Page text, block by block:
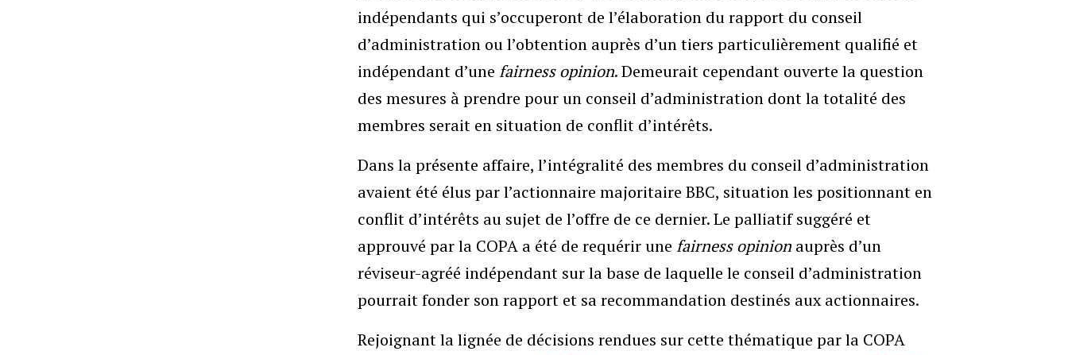
indépendants qui s’occuperont de l’élaboration du rapport du conseil
d’administration ou l’obtention auprès d’un tiers particulièrement qualifié et
indépendant d’une fairness opinion. Demeurait cependant ouverte la question
des mesures à prendre pour un conseil d’administration dont la totalité des
membres serait en situation de conflit d’intérêts.
Dans la présente affaire, l’intégralité des membres du conseil d’administration
avaient été élus par l’actionnaire majoritaire BBC, situation les positionnant en
conflit d’intérêts au sujet de l’offre de ce dernier. Le palliatif suggéré et
approuvé par la COPA a été de requérir une fairness opinion auprès d’un
réviseur-agréé indépendant sur la base de laquelle le conseil d’administration
pourrait fonder son rapport et sa recommandation destinés aux actionnaires.
Rejoignant la lignée de décisions rendues sur cette thématique par la COPA